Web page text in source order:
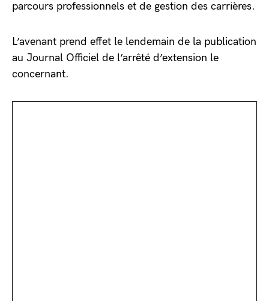
parcours professionnels et de gestion des carrières.
L’avenant prend effet le lendemain de la publication
au Journal Officiel de l’arrêté d’extension le
concernant.